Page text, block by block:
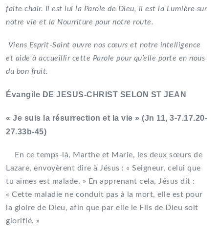
faite chair. Il est lui la Parole de Dieu, il est la Lumière sur
notre vie et la Nourriture pour notre route.
Viens Esprit-Saint ouvre nos cœurs et notre intelligence
et aide à accueillir cette Parole pour qu’elle porte en nous
du bon fruit.
Évangile DE JESUS-CHRIST SELON ST JEAN
« Je suis la résurrection et la vie » (Jn 11, 3-7.17.20-
27.33b-45)
En ce temps-là, Marthe et Marie, les deux sœurs de
Lazare, envoyèrent dire à Jésus : « Seigneur, celui que
tu aimes est malade. » En apprenant cela, Jésus dit :
« Cette maladie ne conduit pas à la mort, elle est pour
la gloire de Dieu, afin que par elle le Fils de Dieu soit
glorifié. »